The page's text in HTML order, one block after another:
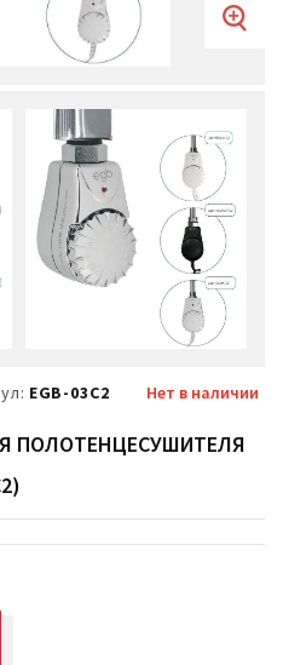
EGB-03C2 Нет в наличии
ПОЛОТЕНЦЕСУШИТЕЛЯ